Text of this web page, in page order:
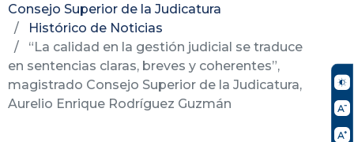
Consejo Superior de la Judicatura
Histórico de Noticias
“La calidad en la gestión judicial se traduce
en sentencias claras, breves y coherentes”,
magistrado Consejo Superior de la Judicatura,
Aurelio Enrique Rodríguez Guzmán